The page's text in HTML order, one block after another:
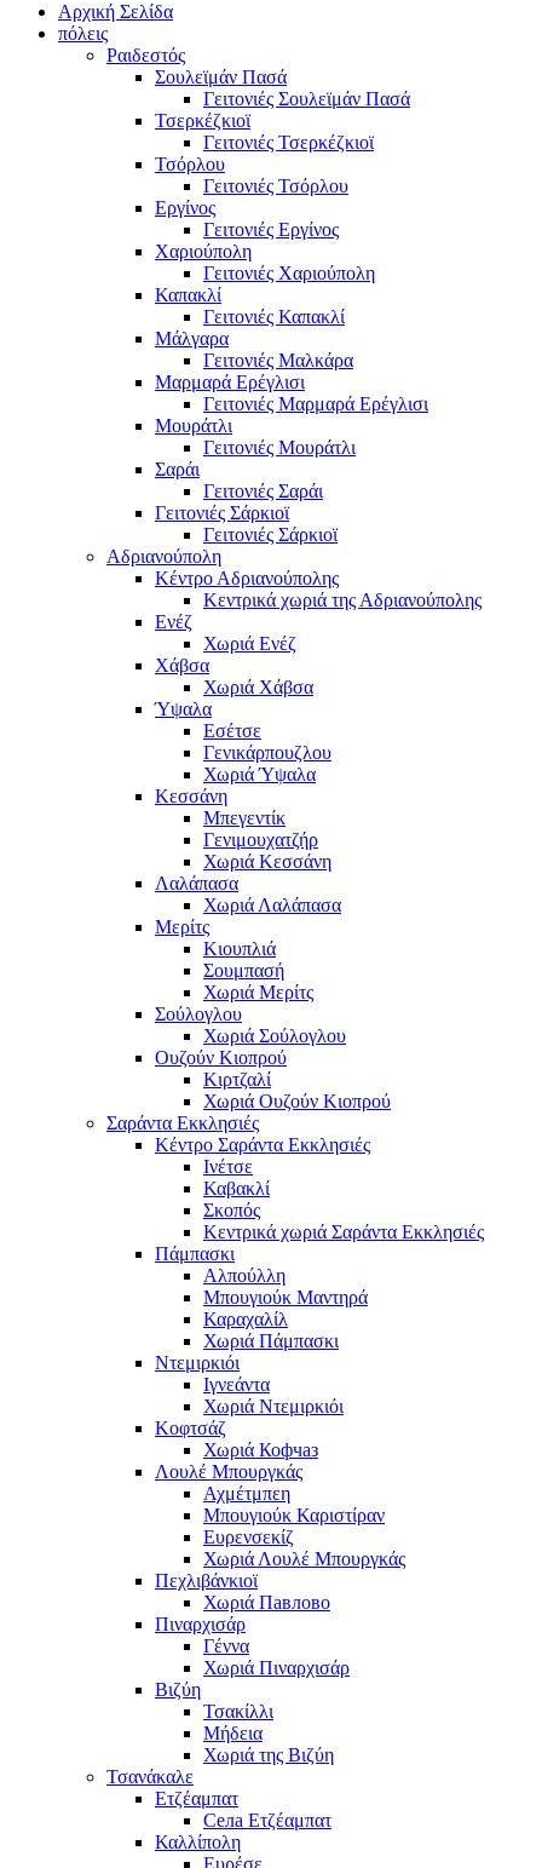
Αρχική Σελίδα
πόλεις
Ραιδεστός
Σουλεϊμάν Πασά
Γειτονιές Σουλεϊμάν Πασά
Τσερκέζκιοϊ
Γειτονιές Τσερκέζκιοϊ
Τσόρλου
Γειτονιές Τσόρλου
Εργίνος
Γειτονιές Εργίνος
Χαριούπολη
Γειτονιές Χαριούπολη
Καπακλί
Γειτονιές Καπακλί
Μάλγαρα
Γειτονιές Μαλκάρα
Μαρμαρά Ερέγλισι
Γειτονιές Μαρμαρά Ερέγλισι
Μουράτλι
Γειτονιές Μουράτλι
Σαράι
Γειτονιές Σαράι
Γειτονιές Σάρκιοϊ
Γειτονιές Σάρκιοϊ
Αδριανούπολη
Κέντρο Αδριανούπολης
Κεντρικά χωριά της Αδριανούπολης
Ενέζ
Χωριά Ενέζ
Χάβσα
Χωριά Χάβσα
Ύψαλα
Εσέτσε
Γενικάρπουζλου
Χωριά Ύψαλα
Κεσσάνη
Μπεγεντίκ
Γενιμουχατζήρ
Χωριά Κεσσάνη
Λαλάπασα
Χωριά Λαλάπασα
Μερίτς
Κιουπλιά
Σουμπασή
Χωριά Μερίτς
Σούλογλου
Χωριά Σούλογλου
Ουζούν Κιοπρού
Κιρτζαλί
Χωριά Ουζούν Κιοπρού
Σαράντα Εκκλησιές
Κέντρο Σαράντα Εκκλησιές
Ινέτσε
Καβακλί
Σκοπός
Κεντρικά χωριά Σαράντα Εκκλησιές
Πάμπασκι
Αλπούλλη
Μπουγιούκ Μαντηρά
Καραχαλίλ
Χωριά Πάμπασκι
Ντεμιρκιόι
Ιγνεάντα
Χωριά Ντεμιρκιόι
Κοφτσάζ
Χωριά Кофчаз
Λουλέ Μπουργκάς
Αχμέτμπεη
Μπουγιούκ Καριστίραν
Ευρενσεκίζ
Χωριά Λουλέ Μπουργκάς
Πεχλιβάνκιοϊ
Χωριά Павлово
Πιναρχισάρ
Γέννα
Χωριά Πιναρχισάρ
Βιζύη
Τσακίλλι
Μήδεια
Χωριά της Βιζύη
Τσανάκαλε
Ετζέαμπατ
Села Ετζέαμπατ
Καλλίπολη